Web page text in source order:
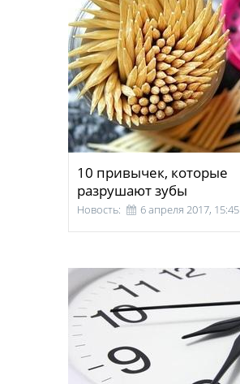
10 привычек, которые
разрушают зубы
Новость: 6 апреля 2017, 15:45